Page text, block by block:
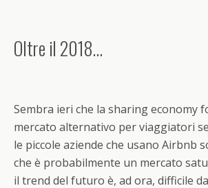
Oltre il 2018…
Sembra ieri che la sharing economy
mercato alternativo per viaggiatori
le piccole aziende che usano Airbnb
che è probabilmente un mercato
il trend del futuro è, ad ora, difficile